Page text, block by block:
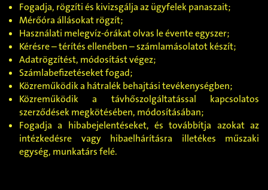
Fogadja, rögzíti és kivizsgálja az ügyfelek panaszait;
Mérőóra állásokat rögzít;
Használati melegvíz-órákat olvas le évente egyszer;
Kérésre – térítés ellenében – számlamásolatot készít;
Adatrögzítést, módosítást végez;
Számlabefizetéseket fogad;
Közreműködik a hátralék behajtási tevékenységben;
Közreműködik a távhőszolgáltatással kapcsolatos
szerződések megkötésében, módosításában;
Fogadja a hibabejelentéseket, és továbbítja azokat az
intézkedésre vagy hibaelhárításra illetékes műszaki
egység, munkatárs felé.